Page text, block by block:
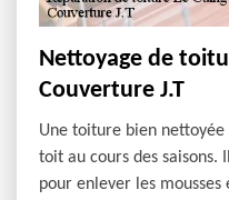
Nettoyage de
Couverture J.T
Une toiture bien nettoyée
toit au cours des saisons.
pour enlever les